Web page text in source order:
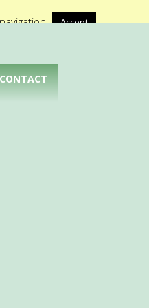
Promotion
CONTACT
Accept